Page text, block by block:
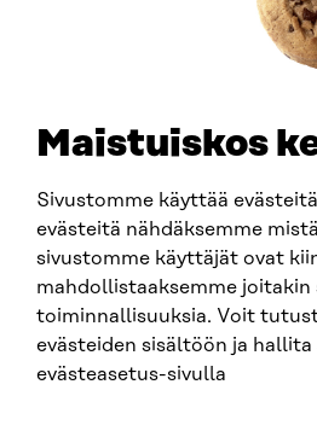
Maistuiskos
Sivustomme käyttää
evästeitä nähdäksemme
sivustomme käyttäjät ovat
mahdollistaaksemme joitakin
toiminnallisuuksia. Voit
evästeiden sisältöön ja hallita
evästeasetus-sivulla
SITRA SOSIAALISESSA MEDIASSA
LinkedIn
Instagram
YouTube